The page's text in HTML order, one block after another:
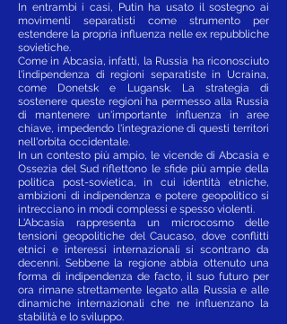
In entrambi i casi, Putin ha usato il sostegno ai
movimenti separatisti come strumento per
estendere la propria influenza nelle ex repubbliche
sovietiche.
Come in Abcasia, infatti, la Russia ha riconosciuto
l'indipendenza di regioni separatiste in Ucraina,
come Donetsk e Lugansk. La strategia di
sostenere queste regioni ha permesso alla Russia
di mantenere un'importante influenza in aree
chiave, impedendo l'integrazione di questi territori
nell'orbita occidentale.
In un contesto più ampio, le vicende di Abcasia e
Ossezia del Sud riflettono le sfide più ampie della
politica post-sovietica, in cui identità etniche,
ambizioni di indipendenza e potere geopolitico si
intrecciano in modi complessi e spesso violenti.
L'Abcasia rappresenta un microcosmo delle
tensioni geopolitiche del Caucaso, dove conflitti
etnici e interessi internazionali si scontrano da
decenni. Sebbene la regione abbia ottenuto una
forma di indipendenza de facto, il suo futuro per
ora rimane strettamente legato alla Russia e alle
dinamiche internazionali che ne influenzano la
stabilità e lo sviluppo.